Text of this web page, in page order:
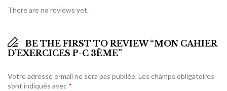
There are no reviews yet.
BE THE FIRST TO REVIEW “MON CAHIER
D’EXERCICES P-C 3ÈME”
Votre adresse e-mail ne sera pas publiée.Les champs obligatoires
sont indiqués avec *